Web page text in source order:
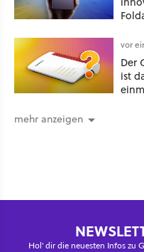
vor
Der
ist
mehr anzeigen
Hol' dir die neuesten Infos zu